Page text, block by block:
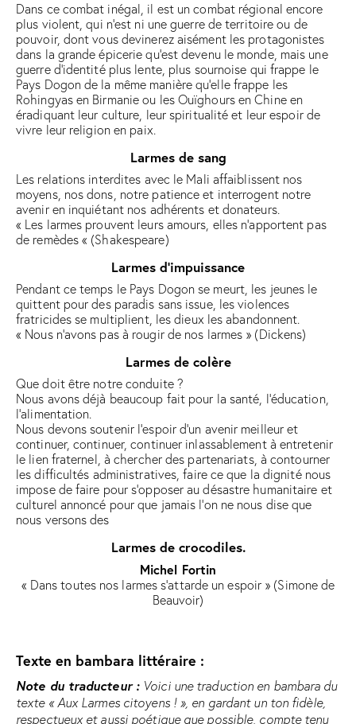
Dans ce combat inégal, il est un combat régional encore
plus violent, qui n’est ni une guerre de territoire ou de
pouvoir, dont vous devinerez aisément les protagonistes
dans la grande épicerie qu’est devenu le monde, mais une
guerre d’identité plus lente, plus sournoise qui frappe le
Pays Dogon de la même manière qu’elle frappe les
Rohingyas en Birmanie ou les Ouïghours en Chine en
éradiquant leur culture, leur spiritualité et leur espoir de
vivre leur religion en paix.
Larmes de sang
Les relations interdites avec le Mali affaiblissent nos
moyens, nos dons, notre patience et interrogent notre
avenir en inquiétant nos adhérents et donateurs.
« Les larmes prouvent leurs amours, elles n’apportent pas
de remèdes « (Shakespeare)
Larmes d'impuissance
Pendant ce temps le Pays Dogon se meurt, les jeunes le
quittent pour des paradis sans issue, les violences
fratricides se multiplient, les dieux les abandonnent.
« Nous n’avons pas à rougir de nos larmes » (Dickens)
Larmes de colère
Que doit être notre conduite ?
Nous avons déjà beaucoup fait pour la santé, l’éducation,
l’alimentation.
Nous devons soutenir l’espoir d’un avenir meilleur et
continuer, continuer, continuer inlassablement à entretenir
le lien fraternel, à chercher des partenariats, à contourner
les difficultés administratives, faire ce que la dignité nous
impose de faire pour s’opposer au désastre humanitaire et
culturel annoncé pour que jamais l’on ne nous dise que
nous versons des
Larmes de crocodiles.
Michel Fortin
« Dans toutes nos larmes s’attarde un espoir » (Simone de
Beauvoir)
Texte en bambara littéraire :
Note du traducteur : Voici une traduction en bambara du
texte « Aux Larmes citoyens ! », en gardant un ton fidèle,
respectueux et aussi poétique que possible, compte tenu